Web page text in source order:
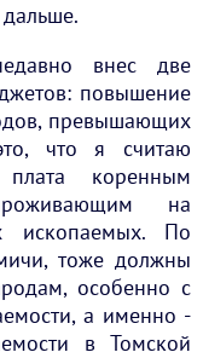
внес две
повышение
превышающих
что я считаю
коренным
на
ископаемых. По
тоже должны
особенно с
а именно -
в Томской